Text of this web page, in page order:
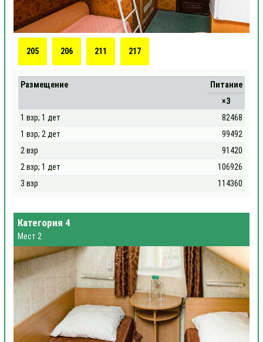
205 206 211 217
Размещение
Питание
×3
1 взр; 1 дет
82468
1 взр; 2 дет
99492
2 взр
91420
2 взр; 1 дет
106926
3 взр
114360
Категория 4
Мест 2